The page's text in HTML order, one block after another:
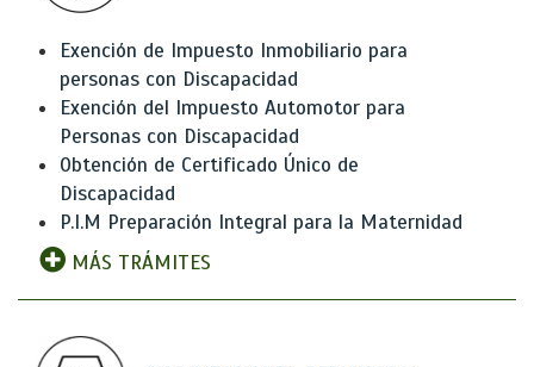
Exención de Impuesto Inmobiliario para
personas con Discapacidad
Exención del Impuesto Automotor para
Personas con Discapacidad
Obtención de Certificado Único de
Discapacidad
P.I.M Preparación Integral para la Maternidad
MÁS TRÁMITES